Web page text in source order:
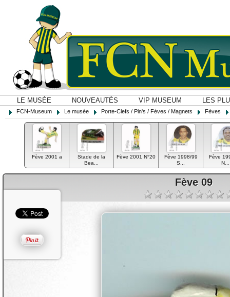
LE MUSÉE NOUVEAUTÉS VIP MUSEUM LES
FCN-Museum Le musée Porte-Clefs / Pin's / Fèves / Magnets Fèves
Fève 2001 a
Stade de la
Bea...
Fève 2001 N°20
Fève 1998/99
S...
Fève
N...
Fève 09